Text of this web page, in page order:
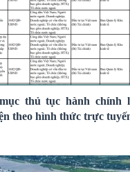
thủ tục hành chính
theo hình thức trực